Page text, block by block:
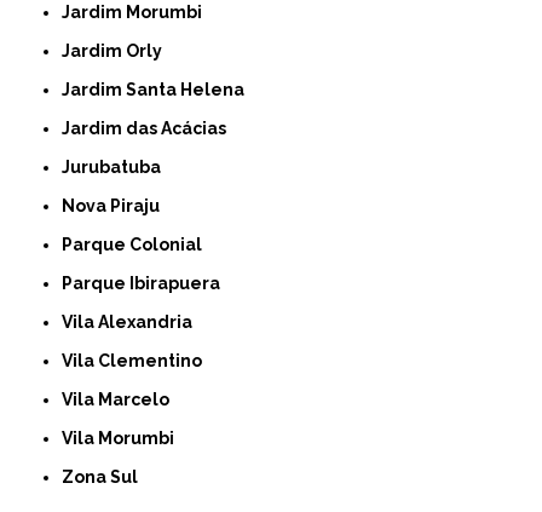
Jardim Morumbi
Jardim Orly
Jardim Santa Helena
Jardim das Acácias
Jurubatuba
Nova Piraju
Parque Colonial
Parque Ibirapuera
Vila Alexandria
Vila Clementino
Vila Marcelo
Vila Morumbi
Zona Sul